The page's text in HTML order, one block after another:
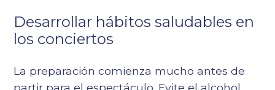
Desarrollar hábitos saludables en
los conciertos
La preparación comienza mucho antes de